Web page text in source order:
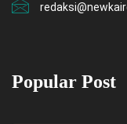
Popular Post